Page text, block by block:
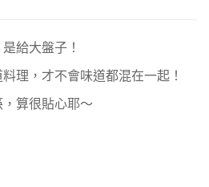
給大盤子！
理，才不會味道都混在一起！
算很貼心耶～